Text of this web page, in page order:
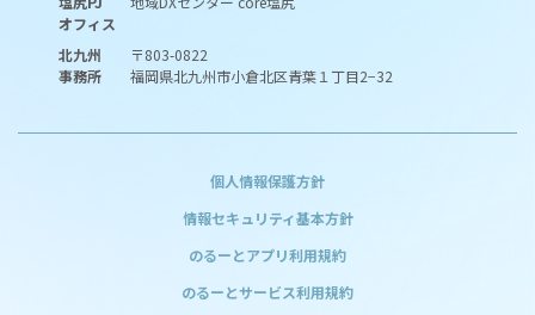
オフィス
北九州
事務所
〒803-0822
福岡県北九州市小倉北区青葉１丁目2−32
個人情報保護方針
情報セキュリティ基本方針
のるーとアプリ利用規約
のるーとサービス利用規約